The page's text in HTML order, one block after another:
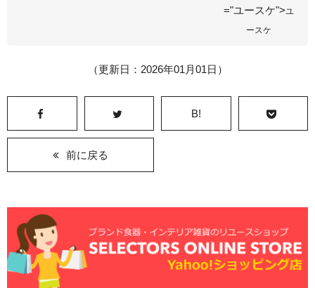
="ユースケ"> ユ
ースケ
（更新日：2026年01月01日）
B!
前に戻る